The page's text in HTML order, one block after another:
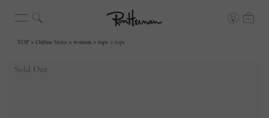
TOP Online Store women tops tops
Sold Out